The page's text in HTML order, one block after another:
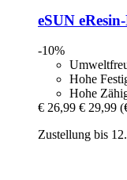
eSUN
-10%
Hohe
Hohe
€ 26,99 € 29,99
Zustellung bis